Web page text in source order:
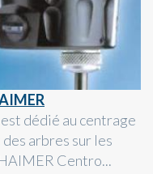
dédié au centrage
arbres sur les
Centro...